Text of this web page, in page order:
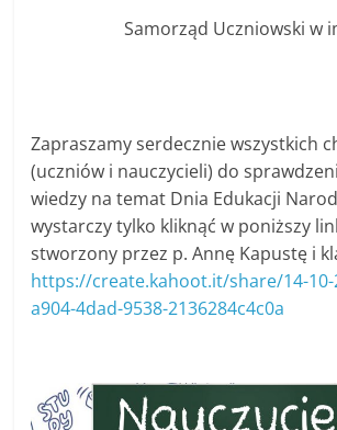
Samorząd Uczniowski w
Zapraszamy serdecznie wszystkich
(uczniów i nauczycieli) do
wiedzy na temat Dnia Edukacji
wystarczy tylko kliknąć w poniższy
stworzony przez p. Annę Kapustę i
https://create.kahoot.it/share/14-
a904-4dad-9538-2136284c4c0a